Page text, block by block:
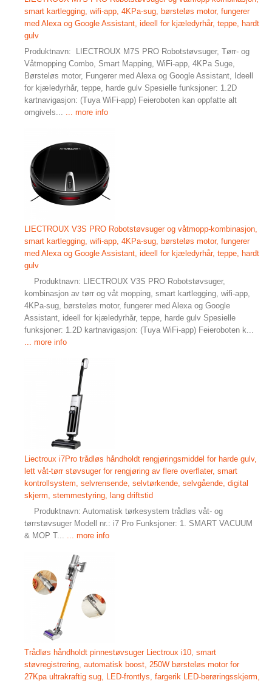
smart kartlegging, wifi-app, 4KPa-sug, børsteløs motor, fungerer
med Alexa og Google Assistant, ideell for kjæledyrhår, teppe, hardt
gulv
Produktnavn: LIECTROUX M7S PRO Robotstøvsuger, Tørr- og
Våtmopping Combo, Smart Mapping, WiFi-app, 4KPa Suge,
Børsteløs motor, Fungerer med Alexa og Google Assistant, Ideell
for kjæledyrhår, teppe, harde gulv Spesielle funksjoner: 1.2D
kartnavigasjon: (Tuya WiFi-app) Feieroboten kan oppfatte alt
omgivels...
... more info
LIECTROUX V3S PRO Robotstøvsuger og våtmopp-kombinasjon,
smart kartlegging, wifi-app, 4KPa-sug, børsteløs motor, fungerer
med Alexa og Google Assistant, ideell for kjæledyrhår, teppe, hardt
gulv
Produktnavn: LIECTROUX V3S PRO Robotstøvsuger,
kombinasjon av tørr og våt mopping, smart kartlegging, wifi-app,
4KPa-sug, børsteløs motor, fungerer med Alexa og Google
Assistant, ideell for kjæledyrhår, teppe, harde gulv Spesielle
funksjoner: 1.2D kartnavigasjon: (Tuya WiFi-app) Feieroboten k...
... more info
Liectroux i7Pro trådløs håndholdt rengjøringsmiddel for harde gulv,
lett våt-tørr støvsuger for rengjøring av flere overflater, smart
kontrollsystem, selvrensende, selvtørkende, selvgående, digital
skjerm, stemmestyring, lang driftstid
Produktnavn: Automatisk tørkesystem trådløs våt- og
tørrstøvsuger Modell nr.: i7 Pro Funksjoner: 1. SMART VACUUM
& MOP T...
... more info
Trådløs håndholdt pinnestøvsuger Liectroux i10, smart
støvregistrering, automatisk boost, 250W børsteløs motor for
27Kpa ultrakraftig sug, LED-frontlys, fargerik LED-berøringsskjerm,